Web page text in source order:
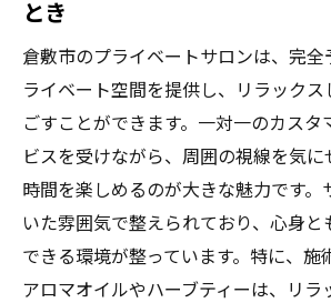
とき
倉敷市のプライベートサロンは、完
ライベート空間を提供し、リラック
ごすことができます。一対一のカスタ
ビスを受けながら、周囲の視線を気
時間を楽しめるのが大きな魅力です。
いた雰囲気で整えられており、心身と
できる環境が整っています。特に、施
アロマオイルやハーブティーは、リラ